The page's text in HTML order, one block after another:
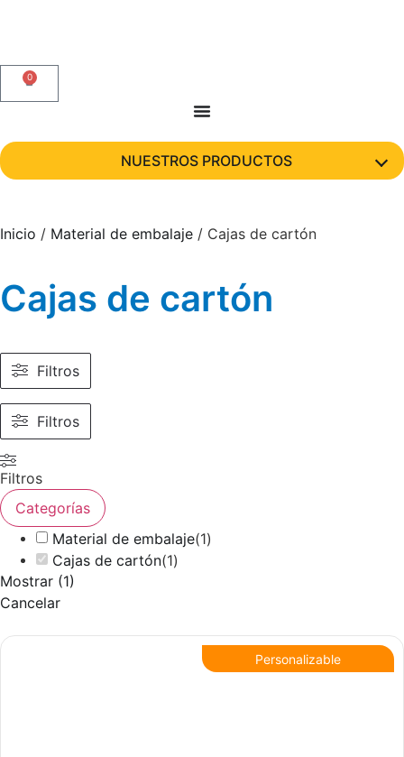
0
NUESTROS PRODUCTOS
Inicio / Material de embalaje / Cajas de cartón
Cajas de cartón
Filtros
Filtros
Filtros
Categorías
Material de embalaje(1)
Cajas de cartón(1)
Mostrar (1)
Cancelar
Personalizable